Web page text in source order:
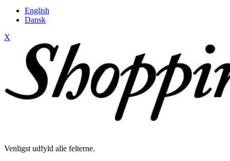
English
Dansk
X
Venligst udfyld alle felterne.